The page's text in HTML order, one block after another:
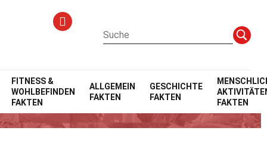
FITNESS &
WOHLBEFINDEN
FAKTEN
ALLGEMEIN
FAKTEN
GESCHICHTE
FAKTEN
FAKTEN